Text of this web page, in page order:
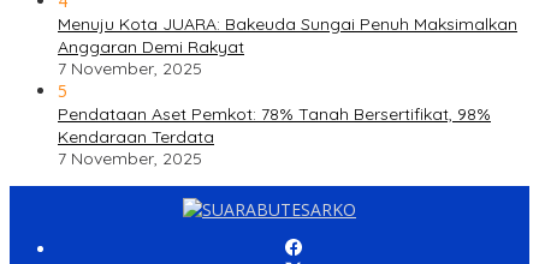
Menuju Kota JUARA: Bakeuda Sungai Penuh Maksimalkan
Anggaran Demi Rakyat
7 November, 2025
5
Pendataan Aset Pemkot: 78% Tanah Bersertifikat, 98%
Kendaraan Terdata
7 November, 2025